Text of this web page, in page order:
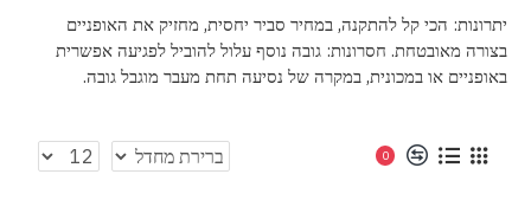
יתרונות: הכי קל להתקנה, במחיר סביר יחסית, מחזיק את האופניים
בצורה מאובטחת. חסרונות: גובה נוסף עלול להוביל לפגיעה אפשרית
באופניים או במכונית, במקרה של נסיעה תחת מעבר מוגבל גובה.
0